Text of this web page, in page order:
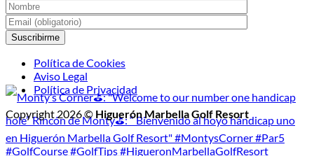
Política de Cookies
Aviso Legal
Política de Privacidad
Copyright 2026 © Higuerón Marbella Golf Resort